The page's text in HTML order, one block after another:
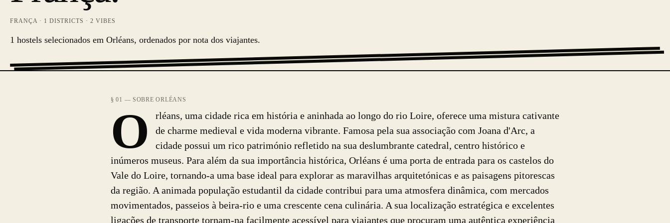
FRANÇA· 1 DISTRICTS ·2 VIBES
1 hostels selecionados em Orléans, ordenados por nota dos viajantes.
§ 01 — SOBRE ORLÉANS
O
rléans, uma cidade rica em história e aninhada ao longo do rio Loire, oferece uma mistura cativante
de charme medieval e vida moderna vibrante. Famosa pela sua associação com Joana d'Arc, a
cidade possui um rico património refletido na sua deslumbrante catedral, centro histórico e
inúmeros museus. Para além da sua importância histórica, Orléans é uma porta de entrada para os castelos do
Vale do Loire, tornando-a uma base ideal para explorar as maravilhas arquitetónicas e as paisagens pitorescas
da região. A animada população estudantil da cidade contribui para uma atmosfera dinâmica, com mercados
movimentados, passeios à beira-rio e uma crescente cena culinária. A sua localização estratégica e excelentes
ligações de transporte tornam-na facilmente acessível para viajantes que procuram uma autêntica experiência